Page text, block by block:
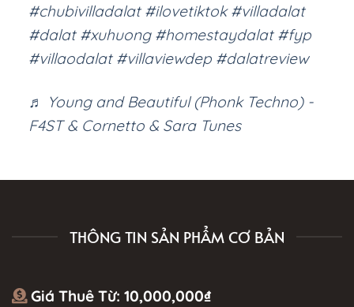
#chubivilladalat #ilovetiktok #villadalat
#dalat #xuhuong #homestaydalat #fyp
#villaodalat #villaviewdep #dalatreview
♬ Young and Beautiful (Phonk Techno) -
F4ST & Cornetto & Sara Tunes
THÔNG TIN SẢN PHẨM CƠ BẢN
Giá Thuê Từ: 10,000,000₫